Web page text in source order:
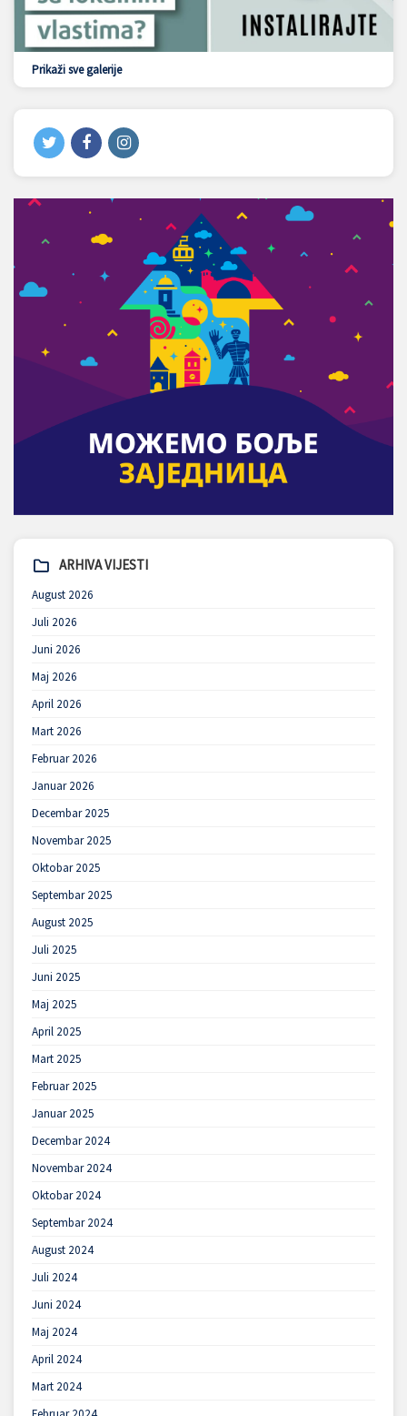
Prikaži sve galerije
ARHIVA VIJESTI
August 2026
Juli 2026
Juni 2026
Maj 2026
April 2026
Mart 2026
Februar 2026
Januar 2026
Decembar 2025
Novembar 2025
Oktobar 2025
Septembar 2025
August 2025
Juli 2025
Juni 2025
Maj 2025
April 2025
Mart 2025
Februar 2025
Januar 2025
Decembar 2024
Novembar 2024
Oktobar 2024
Septembar 2024
August 2024
Juli 2024
Juni 2024
Maj 2024
April 2024
Mart 2024